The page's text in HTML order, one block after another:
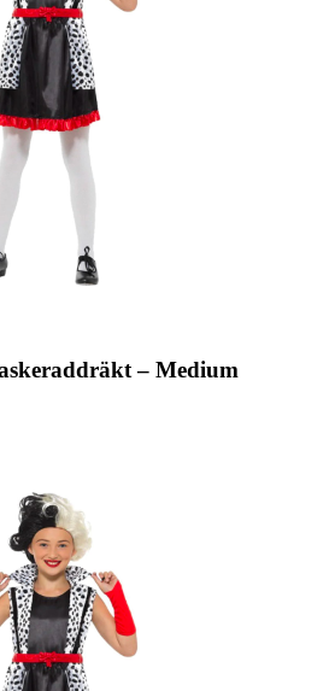
– Medium